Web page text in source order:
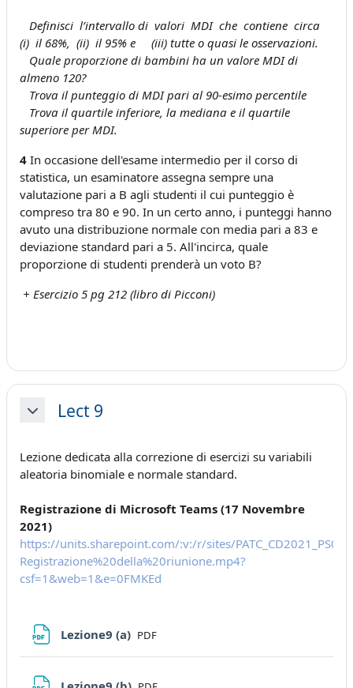
Definisci l’intervallo di valori MDI che contiene circa
(i) il 68%, (ii) il 95% e (iii) tutte o quasi le osservazioni.
Quale proporzione di bambini ha un valore MDI di
almeno 120?
Trova il punteggio di MDI pari al 90-esimo percentile
Trova il quartile inferiore, la mediana e il quartile
superiore per MDI.
4 In occasione dell'esame intermedio per il corso di
statistica, un esaminatore assegna sempre una
valutazione pari a B agli studenti il cui punteggio è
compreso tra 80 e 90. In un certo anno, i punteggi hanno
avuto una distribuzione normale con media pari a 83 e
deviazione standard pari a 5. All'incirca, quale
proporzione di studenti prenderà un voto B?
+ Esercizio 5 pg 212 (libro di Picconi)
MinimizzaLect 9
Lezione dedicata alla correzione di esercizi su variabili
aleatoria binomiale e normale standard.
Registrazione di Microsoft Teams (17 Novembre
2021)
https://units.sharepoint.com/:v:/r/sites/
Registrazione%20della%20riunione.mp4?
csf=1&web=1&e=0FMKEd
Lezione9 (a) File
PDF